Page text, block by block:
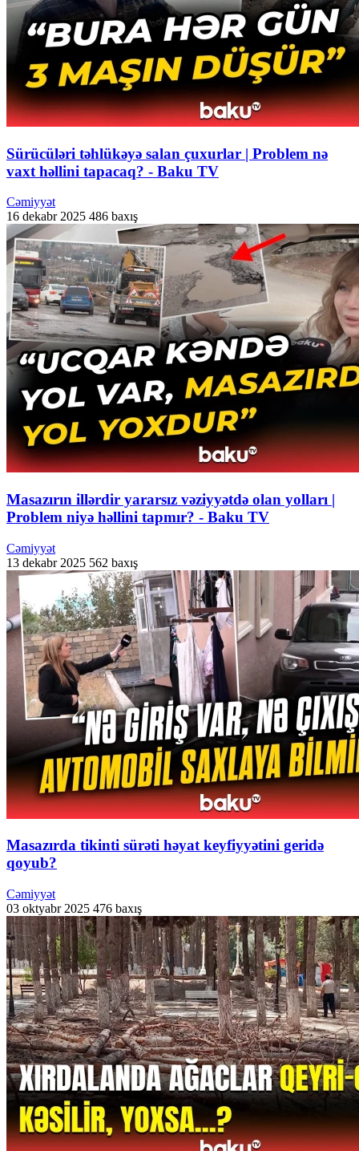
Sürücüləri təhlükəyə salan çuxurlar | Problem nə
vaxt həllini tapacaq? - Baku TV
Cəmiyyət
16 dekabr 2025 486 baxış
Masazırın illərdir yararsız vəziyyətdə olan yolları |
Problem niyə həllini tapmır? - Baku TV
Cəmiyyət
13 dekabr 2025 562 baxış
Masazırda tikinti sürəti həyat keyfiyyətini geridə
qoyub?
Cəmiyyət
03 oktyabr 2025 476 baxış